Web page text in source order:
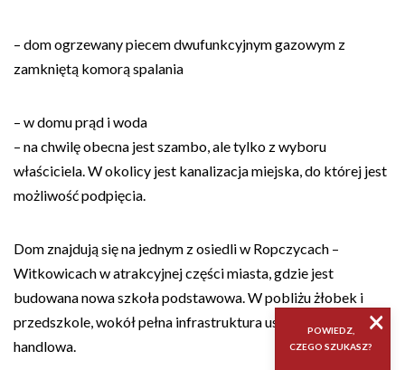
– dom ogrzewany piecem dwufunkcyjnym gazowym z
zamkniętą komorą spalania
– w domu prąd i woda
– na chwilę obecna jest szambo, ale tylko z wyboru
właściciela. W okolicy jest kanalizacja miejska, do której jest
możliwość podpięcia.
Dom znajdują się na jednym z osiedli w Ropczycach –
Witkowicach w atrakcyjnej części miasta, gdzie jest
budowana nowa szkoła podstawowa. W pobliżu żłobek i
przedszkole, wokół pełna infrastruktura usługowo-
handlowa.
×
POWIEDZ,
CZEGO SZUKASZ?